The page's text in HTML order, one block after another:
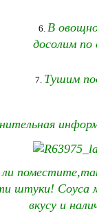
В
досолим по
Тушим
штуки!
вкусу и